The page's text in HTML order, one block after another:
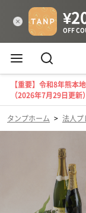
【重要】令和8年熊本
（2026年7月29日更新）
タンプホーム > 法人プ